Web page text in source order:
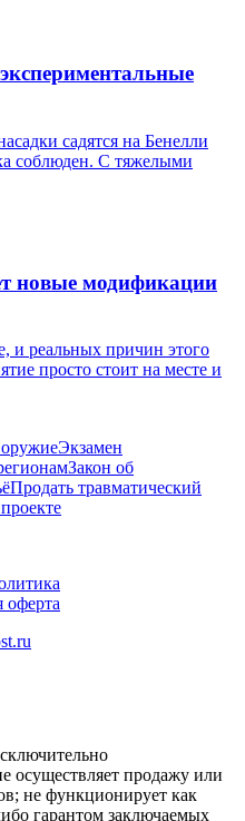
садятся на Бенелли
соблюден. С тяжелыми
новые модификации
и реальных причин этого
просто стоит на месте и
Экзамен
Закон об
Продать травматический
оферта
продажу или
не функционирует как
гарантом заключаемых